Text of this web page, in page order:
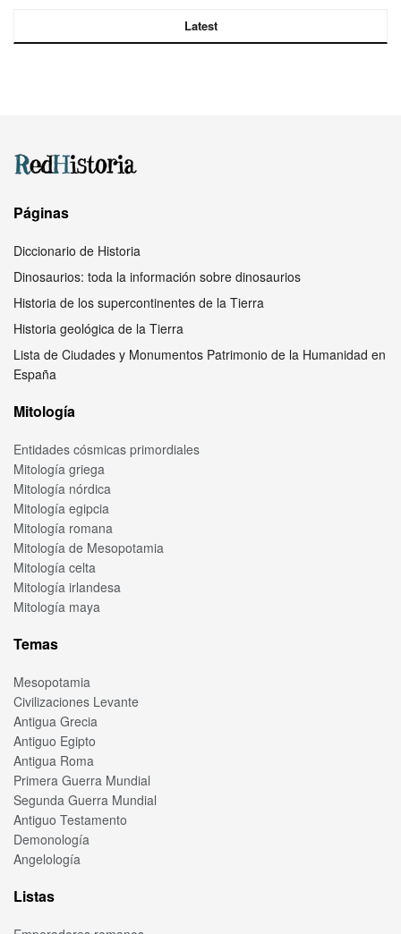
Latest
Páginas
Diccionario de Historia
Dinosaurios: toda la información sobre dinosaurios
Historia de los supercontinentes de la Tierra
Historia geológica de la Tierra
Lista de Ciudades y Monumentos Patrimonio de la Humanidad en
España
Mitología
Entidades cósmicas primordiales
Mitología griega
Mitología nórdica
Mitología egipcia
Mitología romana
Mitología de Mesopotamia
Mitología celta
Mitología irlandesa
Mitología maya
Temas
Mesopotamia
Civilizaciones Levante
Antigua Grecia
Antiguo Egipto
Antigua Roma
Primera Guerra Mundial
Segunda Guerra Mundial
Antiguo Testamento
Demonología
Angelología
Listas